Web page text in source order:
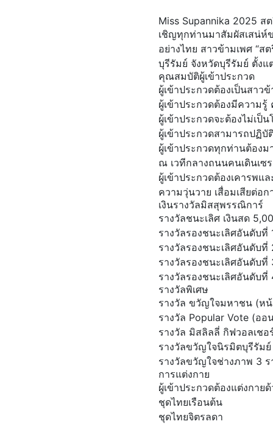
Miss Supannika 2025 ส
เชิญทุกท่านมาสัมผัสเสน่ห์
อย่างไทย สาวข้ามเพศ “
บุรีรัมย์​ จังหวัด​บุรีรัมย์​ ตั้งแ
คุณสมบัติผู้เข้าประกวด
ผู้เข้าประกวดต้องเป็นสาว
ผู้เข้าประกวดต้องมีความ
ผู้เข้าประกวดจะต้องไม่เป็
ผู้เข้าประกวดสามารถปฏิ
ผู้เข้าประกวดทุกท่านต้อง
ณ เวทีกลางถนนคนเดินเซ
ผู้เข้าประกวดต้องเคารพ
ความวุ่นวาย เสื่อมเสียต่อ
เงินรางวัลมิสสุพรรณิการ์
รางวัลชนะเลิศ เงินสด
รางวัลรองชนะเลิศอันดับ
รางวัลรองชนะเลิศอันดับ
รางวัลรองชนะเลิศอันดับ
รางวัลรองชนะเลิศอันดับ
รางวัลพิเศษ
รางวัล ขวัญใจมหาชน (หน้
รางวัล Popular Vote (อ
รางวัล มิสลิลลี่ กิฟวอลเช
รางวัลขวัญใจนิรมิตบุรีรัม
รางวัลขวัญใจช่างภาพ 3
การแต่งกาย
ผู้เข้าประกวดต้องแต่งกา
ชุดไทยเรือนต้น
ชุดไทยจิตรลดา